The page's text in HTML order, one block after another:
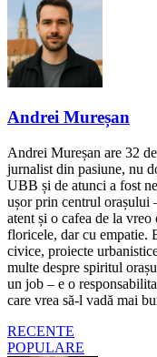
Andrei Mureșan
Andrei Mureșan are 32
jurnalist din pasiune, nu
UBB și de atunci a fost
ușor prin centrul orașului
atent și o cafea de la
floricele, dar cu empatie.
civice, proiecte
multe despre spiritul
un job – e o
care vrea să-l vadă mai
RECENTE
POPULARE